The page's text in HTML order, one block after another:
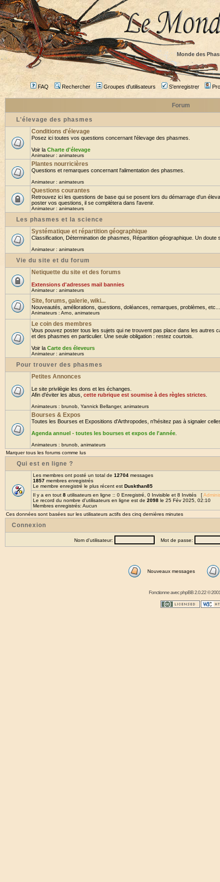
Monde des
FAQ Rechercher Groupes d'utilisateurs S'enregistrer
Forum
L'élevage des phasmes
Conditions d'élevage
Posez ici toutes vos questions concernant l'élevage des phasmes.
Voir la Charte d'élevage
Animateur : animateurs
Plantes nourricières
Questions et remarques concernant l'alimentation des phasmes.
Animateur : animateurs
Questions courantes
Retrouvez ici les questions de base qui se posent lors du démarrage d'un
poster vos questions, il se complétera dans l'avenir.
Animateur : animateurs
Les phasmes et la science
Systématique et répartition géographique
Classification, Détermination de phasmes, Répartition géographique. Un doute
Animateur : animateurs
Vie du site et du forum
Netiquette du site et des forums
Extensions d'adresses mail bannies
Animateur : animateurs
Site, forums, galerie, wiki...
Nouveautés, améliorations, questions, doléances, remarques, problèmes,
Animateurs : Arno animateurs
Le coin des membres
Vous pouvez poster tous les sujets qui ne trouvent pas place dans les autres
et des phasmes en particulier. Une seule obligation : restez courtois.
Voir la Carte des éleveurs
Animateur : animateurs
Pour trouver des phasmes
Petites Annonces
Le site privilègie les dons et les échanges.
Afin d'éviter les abus, cette rubrique est soumise à des règles strictes
Animateurs : brunob Yannick Bellanger, animateurs
Bourses & Expos
Toutes les Bourses et Expositions d'Arthropodes, n'hésitez pas à signaler
Agenda annuel - toutes les bourses et expos de l'année
Animateurs : brunob animateurs
Marquer tous les forums comme lus
Qui est en ligne ?
Les membres ont posté un total de 12704 messages
1857 membres enregistrés
Le membre enregistré le plus récent est Duskthan85
Il y a en tout 8 utilisateurs en ligne :: 0 Enregistré, 0 Invisible et 8 Invités [
Le record du nombre d'utilisateurs en ligne est de 2098 le 25 Fév 2025, 02:10
Membres enregistrés: Aucun
Ces données sont basées sur les utilisateurs actifs des cinq dernières minutes
Connexion
Nom d'utilisateur: Mot de passe:
Nouveaux messages
Fonctionne avecphpBB2.0.22 ©